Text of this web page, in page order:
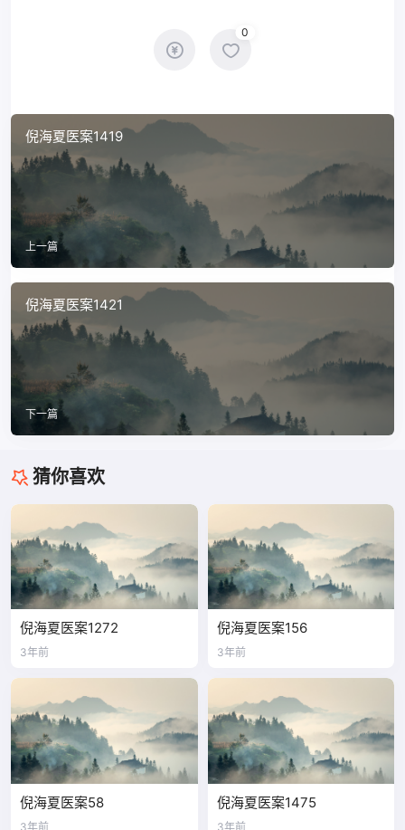
0
倪海夏医案1419
上一篇
倪海夏医案1421
下一篇
猜你喜欢
倪海夏医案1272
3年前
倪海夏医案156
3年前
倪海夏医案58
3年前
倪海夏医案1475
3年前